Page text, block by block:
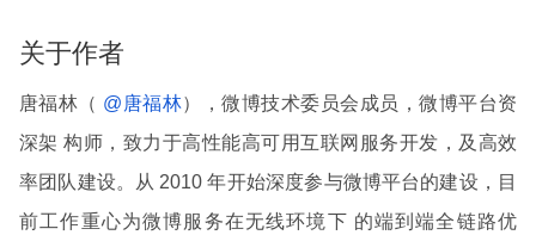
关于作者
唐福林（ @唐福林），微博技术委员会成员，微博平台资
深架 构师，致力于高性能高可用互联网服务开发，及高效
率团队建设。从 2010 年开始深度参与微博平台的建设，目
前工作重心为微博服务在无线环境下 的端到端全链路优